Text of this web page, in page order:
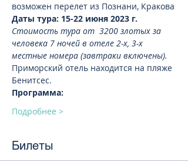
возможен перелет из Познани, Кракова
Даты тура: 15-22 июня 2023 г.
Стоимость тура от  3200 злотых за
человека 7 ночей в отеле 2-х, 3-х
местные номера (завтраки включены).
Приморский отель находится на пляже
Бенитсес.
Программа:
Подробнее >
Билеты